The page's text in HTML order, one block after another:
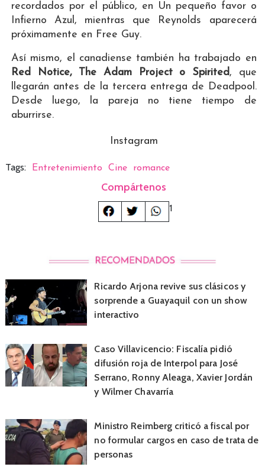
recordados por el público, en Un pequeño favor o
Infierno Azul, mientras que Reynolds aparecerá
próximamente en Free Guy.
Así mismo, el canadiense también ha trabajado en
Red Notice, The Adam Project o Spirited, que
llegarán antes de la tercera entrega de Deadpool.
Desde luego, la pareja no tiene tiempo de
aburrirse.
Instagram
Tags: Entretenimiento Cine romance
Compártenos
1
Ricardo Arjona revive sus clásicos y
sorprende a Guayaquil con un show
interactivo
Caso Villavicencio: Fiscalía pidió
difusión roja de Interpol para José
Serrano, Ronny Aleaga, Xavier Jordán
y Wilmer Chavarría
Ministro Reimberg criticó a fiscal por
no formular cargos en caso de trata de
personas